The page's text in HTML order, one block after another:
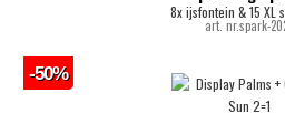
8x ijsfontein & 15 XL
art. nr.spark-
-50%